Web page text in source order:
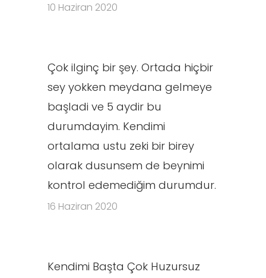
10 Haziran 2020
Çok ilginç bir şey. Ortada hiçbir
sey yokken meydana gelmeye
başladi ve 5 aydir bu
durumdayim. Kendimi
ortalama ustu zeki bir birey
olarak dusunsem de beynimi
kontrol edemediğim durumdur.
16 Haziran 2020
Kendimi Başta Çok Huzursuz